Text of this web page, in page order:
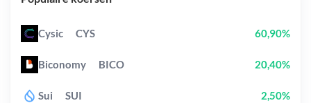
Cysic CYS 60,90%
Biconomy BICO 20,40%
Sui SUI 2,50%